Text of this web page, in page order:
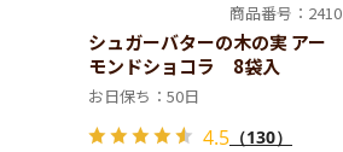
商品番号：2410
シュガーバターの木の実 アー
モンドショコラ 8袋入
お日保ち：50日
4.5 （130）